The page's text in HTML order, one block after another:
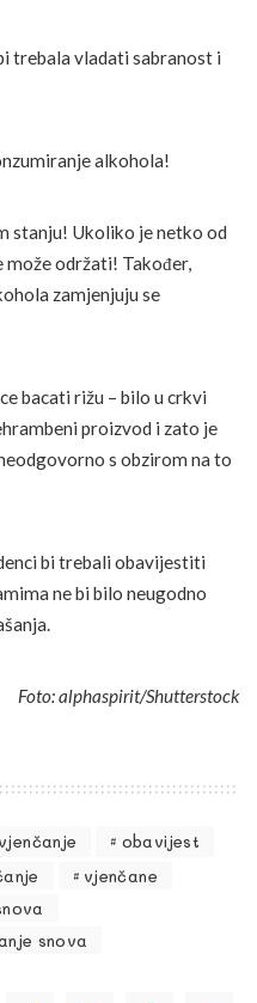
trebala vladati sabranost i
alkohola!
stanju! Ukoliko je netko od
može održati! Također,
zamjenjuju se
bacati rižu – bilo u crkvi
proizvod i zato je
s obzirom na to
bi trebali obavijestiti
ne bi bilo neugodno
Foto: alphaspirit/Shutterstock
obavijest
vjenčane
snova